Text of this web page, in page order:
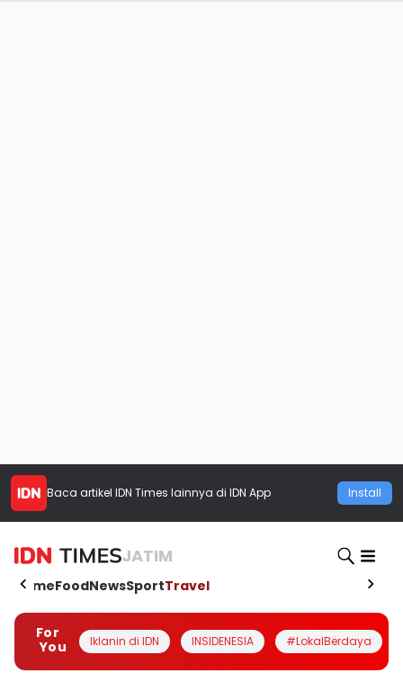
Baca artikel IDN Times lainnya di IDN App Install
JATIM
HomeFoodNewsSportTravel
For
You
Iklanin di IDN INSIDENESIA #LokalBerdaya